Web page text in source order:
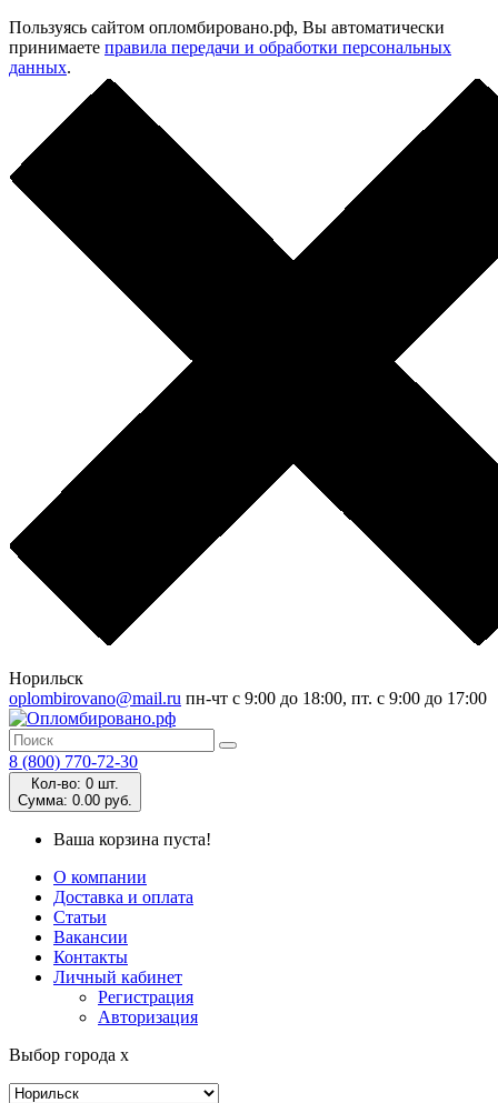
Пользуясь сайтом опломбировано.рф, Вы автоматически
принимаете правила передачи и обработки персональных
данных.
Норильск
oplombirovano@mail.ru пн-чт с 9:00 до 18:00, пт. с 9:00 до 17:00
8 (800) 770-72-30
Кол-во: 0 шт.
Cумма: 0.00 руб.
Ваша корзина пуста!
О компании
Доставка и оплата
Статьи
Вакансии
Контакты
Личный кабинет
Регистрация
Авторизация
Выбор города x